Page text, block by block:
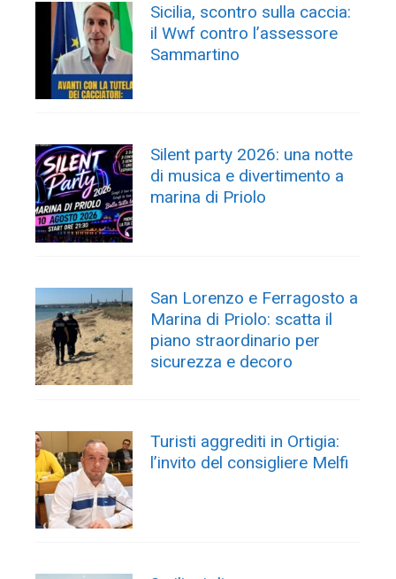
Sicilia, scontro sulla caccia:
il Wwf contro l’assessore
Sammartino
Silent party 2026: una notte
di musica e divertimento a
marina di Priolo
San Lorenzo e Ferragosto a
Marina di Priolo: scatta il
piano straordinario per
sicurezza e decoro
Turisti aggrediti in Ortigia:
l’invito del consigliere Melfi